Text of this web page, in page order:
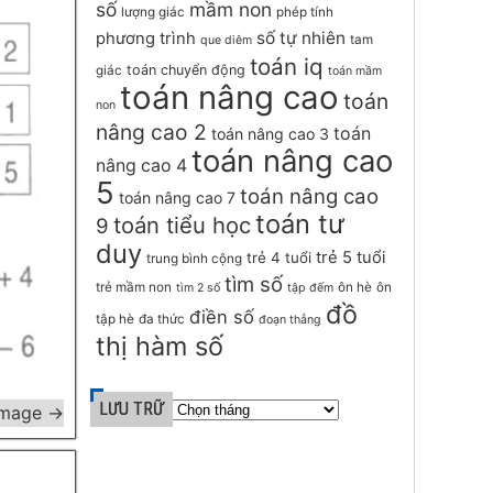
→
số lượng giác mầm non phép tính
phương trình que diêm số tự nhiên tam
giác toán chuyển động toán iq toán mầm
non toán nâng cao toán
nâng cao 2 toán nâng cao 3 toán
nâng cao 4 toán nâng cao
5 toán nâng cao 7 toán nâng cao
9 toán tiểu họctoán tư
duy trung bình cộng trẻ 4 tuổi trẻ 5 tuổi
trẻ mầm non tìm 2 số tìm số tập đếm ôn hè ôn
tập hè đa thức điền số đoạn thẳng đồ
thị hàm số
LƯU TRỮ